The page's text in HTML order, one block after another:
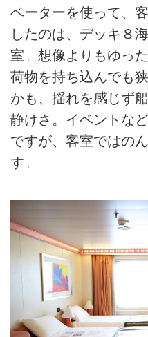
ベーターを使って、
したのは、デッキ８
室。想像よりもゆっ
荷物を持ち込んでも
かも、揺れを感じず
静けさ。イベントな
ですが、客室ではの
す。